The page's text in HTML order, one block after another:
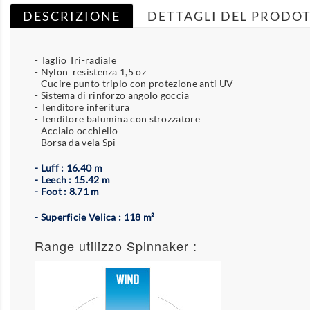
DESCRIZIONE DETTAGLI DEL
- Taglio Tri-radiale
- Nylon resistenza 1,5 oz
- Cucire punto triplo con protezione anti UV
- Sistema di rinforzo angolo goccia
- Tenditore inferitura
- Tenditore balumina con strozzatore
- Acciaio occhiello
- Borsa da vela Spi
- Luff : 16.40 m
- Leech : 15.42 m
- Foot : 8.71 m
- Superficie Velica : 118 m²
Range utilizzo Spinnaker :